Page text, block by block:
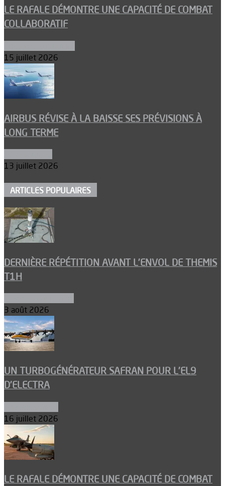
LE RAFALE DÉMONTRE UNE CAPACITÉ DE COMBAT
COLLABORATIF
15 juillet 2026
AIRBUS RÉVISE À LA BAISSE SES PRÉVISIONS À
LONG TERME
13 juillet 2026
ARTICLES POPULAIRES
DERNIÈRE RÉPÉTITION AVANT L’ENVOL DE THEMIS
T1H
3 août 2026
UN TURBOGÉNÉRATEUR SAFRAN POUR L’EL9
D’ELECTRA
16 juillet 2026
LE RAFALE DÉMONTRE UNE CAPACITÉ DE COMBAT